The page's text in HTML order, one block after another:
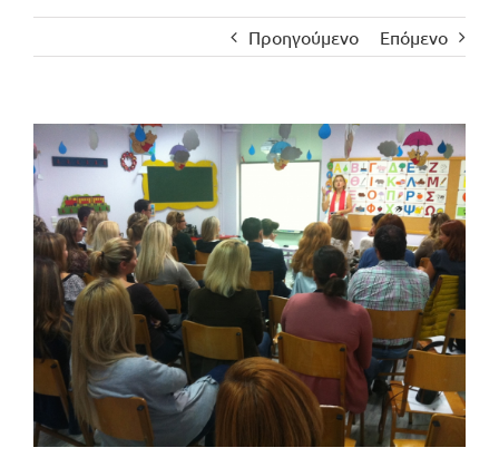
Προηγούμενο Επόμενο
Προβολή
μεγαλύτερης
εικόνας